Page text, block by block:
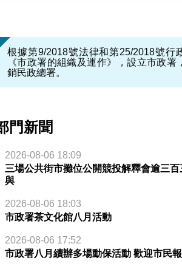
根據第9/2018號法律和第25/2018號行
《市政署的組織及運作》，設立市政署
銷民政總署。
門新聞
2026-08-06 18:09
三場公共街市攤位公開競投解釋會逾三百
與
2026-08-06 18:03
市政署茶文化館八月活動
2026-08-06 17:52
市政署八月續辦多場動保活動 歡迎市民